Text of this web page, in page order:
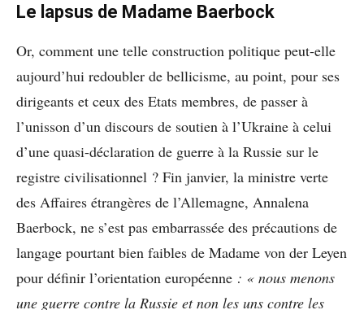
Le lapsus de Madame Baerbock
Or, comment une telle construction politique peut-elle
aujourd’hui redoubler de bellicisme, au point, pour ses
dirigeants et ceux des Etats membres, de passer à
l’unisson d’un discours de soutien à l’Ukraine à celui
d’une quasi-déclaration de guerre à la Russie sur le
registre civilisationnel ? Fin janvier, la ministre verte
des Affaires étrangères de l’Allemagne, Annalena
Baerbock, ne s’est pas embarrassée des précautions de
langage pourtant bien faibles de Madame von der Leyen
pour définir l’orientation européenne : « nous menons
une guerre contre la Russie et non les uns contre les